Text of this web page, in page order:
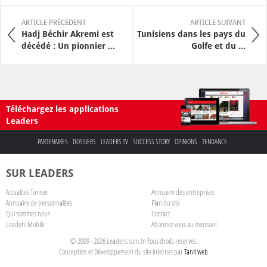
ARTICLE PRÉCÉDENT
Hadj Béchir Akremi est
décédé : Un pionnier ...
ARTICLE SUIVANT
Tunisiens dans les pays du
Golfe et du ...
Téléchargez les applications
Leaders
PARTENAIRES DOSSIERS LEADERS TV SUCCESS STORY OPINIONS TENDANCE
SUR LEADERS
Actualités Tunisie
Annuaire des entreprises
Annuaire de personnalités
Plan du site
Qui sommes nous
Contact
Leaders Mobile
Abonnez-vous au mensuel
© 2009 - 2026 Leaders.com.tn Tous droits réservés.
Conception et Développement du site internet parTanit web